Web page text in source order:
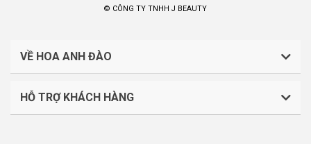
© CÔNG TY TNHH J BEAUTY
VỀ HOA ANH ĐÀO
CÔNG TY TNHH J BEAUTY
HỖ TRỢ KHÁCH HÀNG